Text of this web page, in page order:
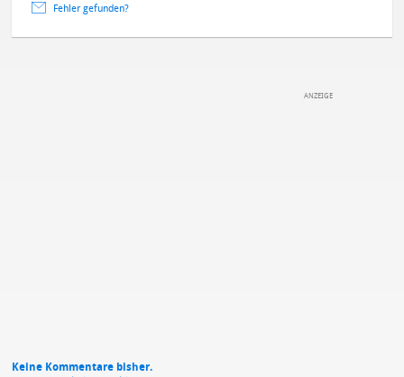
Fehler gefunden?
Keine Kommentare bisher.